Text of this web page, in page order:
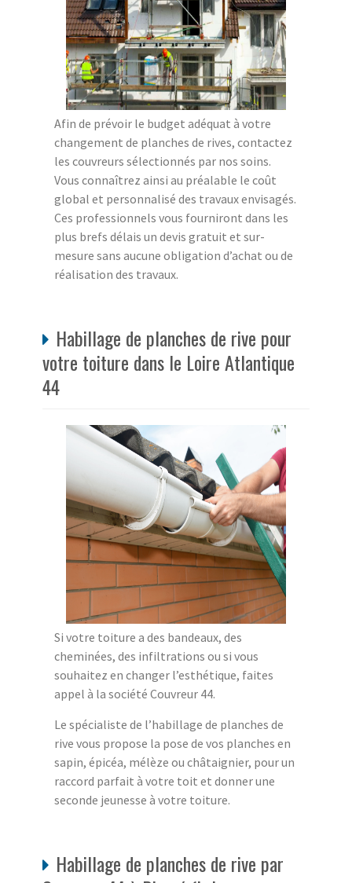
Afin de prévoir le budget adéquat à votre
changement de planches de rives, contactez
les couvreurs sélectionnés par nos soins.
Vous connaîtrez ainsi au préalable le coût
global et personnalisé des travaux envisagés.
Ces professionnels vous fourniront dans les
plus brefs délais un devis gratuit et sur-
mesure sans aucune obligation d’achat ou de
réalisation des travaux.
Habillage de planches de rive pour
votre toiture dans le Loire Atlantique
44
Si votre toiture a des bandeaux, des
cheminées, des infiltrations ou si vous
souhaitez en changer l’esthétique, faites
appel à la société Couvreur 44.
Le spécialiste de l’habillage de planches de
rive vous propose la pose de vos planches en
sapin, épicéa, mélèze ou châtaignier, pour un
raccord parfait à votre toit et donner une
seconde jeunesse à votre toiture.
Habillage de planches de rive par